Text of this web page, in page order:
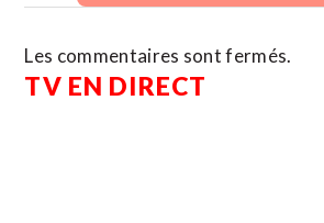
Les commentaires sont fermés.
TV EN DIRECT